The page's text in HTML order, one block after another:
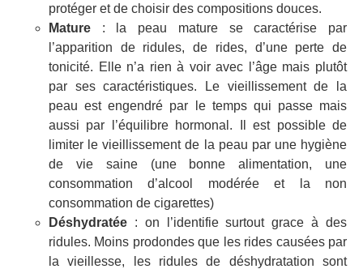
protéger et de choisir des compositions douces.
Mature : la peau mature se caractérise par
l’apparition de ridules, de rides, d’une perte de
tonicité. Elle n’a rien à voir avec l’âge mais plutôt
par ses caractéristiques. Le vieillissement de la
peau est engendré par le temps qui passe mais
aussi par l’équilibre hormonal. Il est possible de
limiter le vieillissement de la peau par une hygiène
de vie saine (une bonne alimentation, une
consommation d’alcool modérée et la non
consommation de cigarettes)
Déshydratée : on l’identifie surtout grace à des
ridules. Moins prodondes que les rides causées par
la vieillesse, les ridules de déshydratation sont